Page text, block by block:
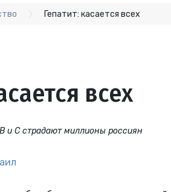
Гепатит: касается всех
всех
и С страдают миллионы россиян